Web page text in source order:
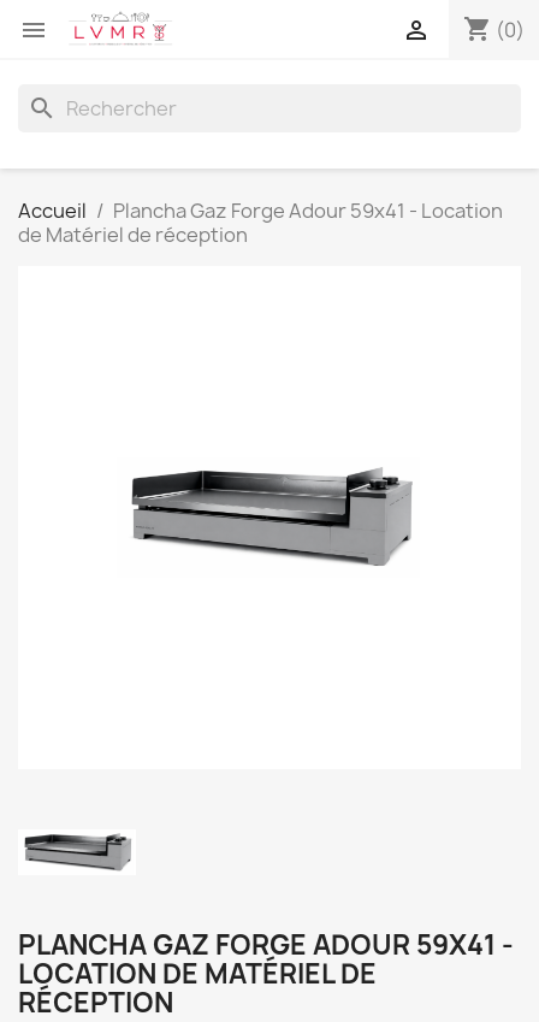
 shopping_cart (0)

search
Accueil
Plancha Gaz Forge Adour 59x41 - Location
de Matériel de réception
PLANCHA GAZ FORGE ADOUR 59X41 -
LOCATION DE MATÉRIEL DE
RÉCEPTION